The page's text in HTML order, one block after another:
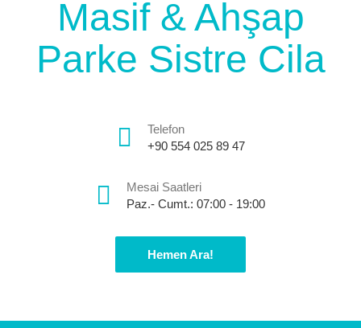
Telefon
+90 554 025 89 47
Mesai Saatleri
Paz.- Cumt.: 07:00 - 19:00
Hemen Ara!